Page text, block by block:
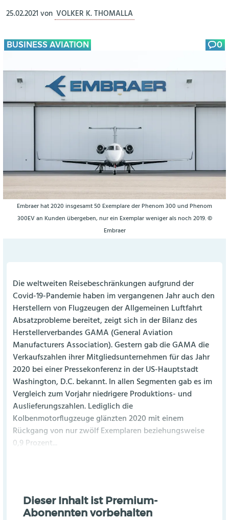
25.02.2021 von VOLKER K. THOMALLA
BUSINESS AVIATION 0
Embraer hat 2020 insgesamt 50 Exemplare der Phenom 300 und Phenom
300EV an Kunden übergeben, nur ein Exemplar weniger als noch 2019. ©
Embraer
Die weltweiten Reisebeschränkungen aufgrund der
Covid-19-Pandemie haben im vergangenen Jahr auch den
Herstellern von Flugzeugen der Allgemeinen Luftfahrt
Absatzprobleme bereitet, zeigt sich in der Bilanz des
Herstellerverbandes GAMA (General Aviation
Manufacturers Association). Gestern gab die GAMA die
Verkaufszahlen ihrer Mitgliedsunternehmen für das Jahr
2020 bei einer Pressekonferenz in der US-Hauptstadt
Washington, D.C. bekannt. In allen Segmenten gab es im
Vergleich zum Vorjahr niedrigere Produktions- und
Auslieferungszahlen. Lediglich die
Kolbenmotorflugzeuge glänzten 2020 mit einem
Rückgang von nur zwölf Exemplaren beziehungsweise
0,9 Prozent...
Dieser Inhalt ist Premium-
Abonennten vorbehalten